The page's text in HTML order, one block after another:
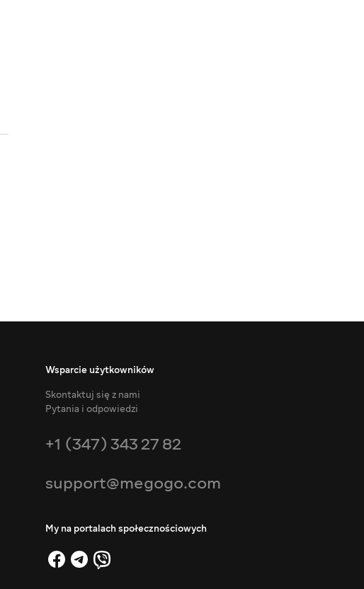
Wsparcie użytkowników
Skontaktuj się z nami
Pytania i odpowiedzi
+1 (347) 343 27 82
support@megogo.com
My na portalach społecznościowych